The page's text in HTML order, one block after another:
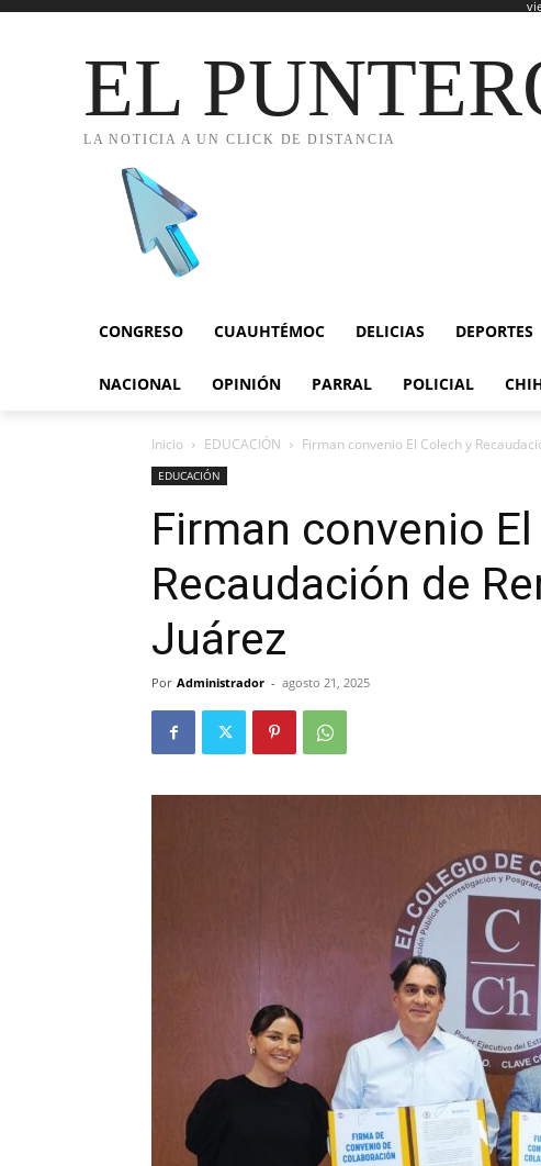
EL
LA NOTICIA A UN CLICK DE DISTANCIA
CONGRESO CUAUHTÉMOC DELICIAS DEPORTES
NACIONAL OPINIÓN PARRAL POLICIAL
Inicio EDUCACIÓN Firman convenio El Colech y
EDUCACIÓN
Firman convenio
Recaudación de
Juárez
Por Administrador - agosto 21, 2025